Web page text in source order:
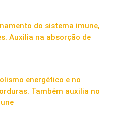
do sistema imune,
Auxilia na absorção de
energético e no
Também auxilia no